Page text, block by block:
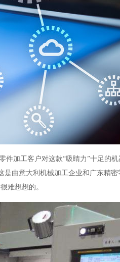
件加工客户对这款“吸睛力”十足的
由意大利机械加工企业和广东精密
难想想的。